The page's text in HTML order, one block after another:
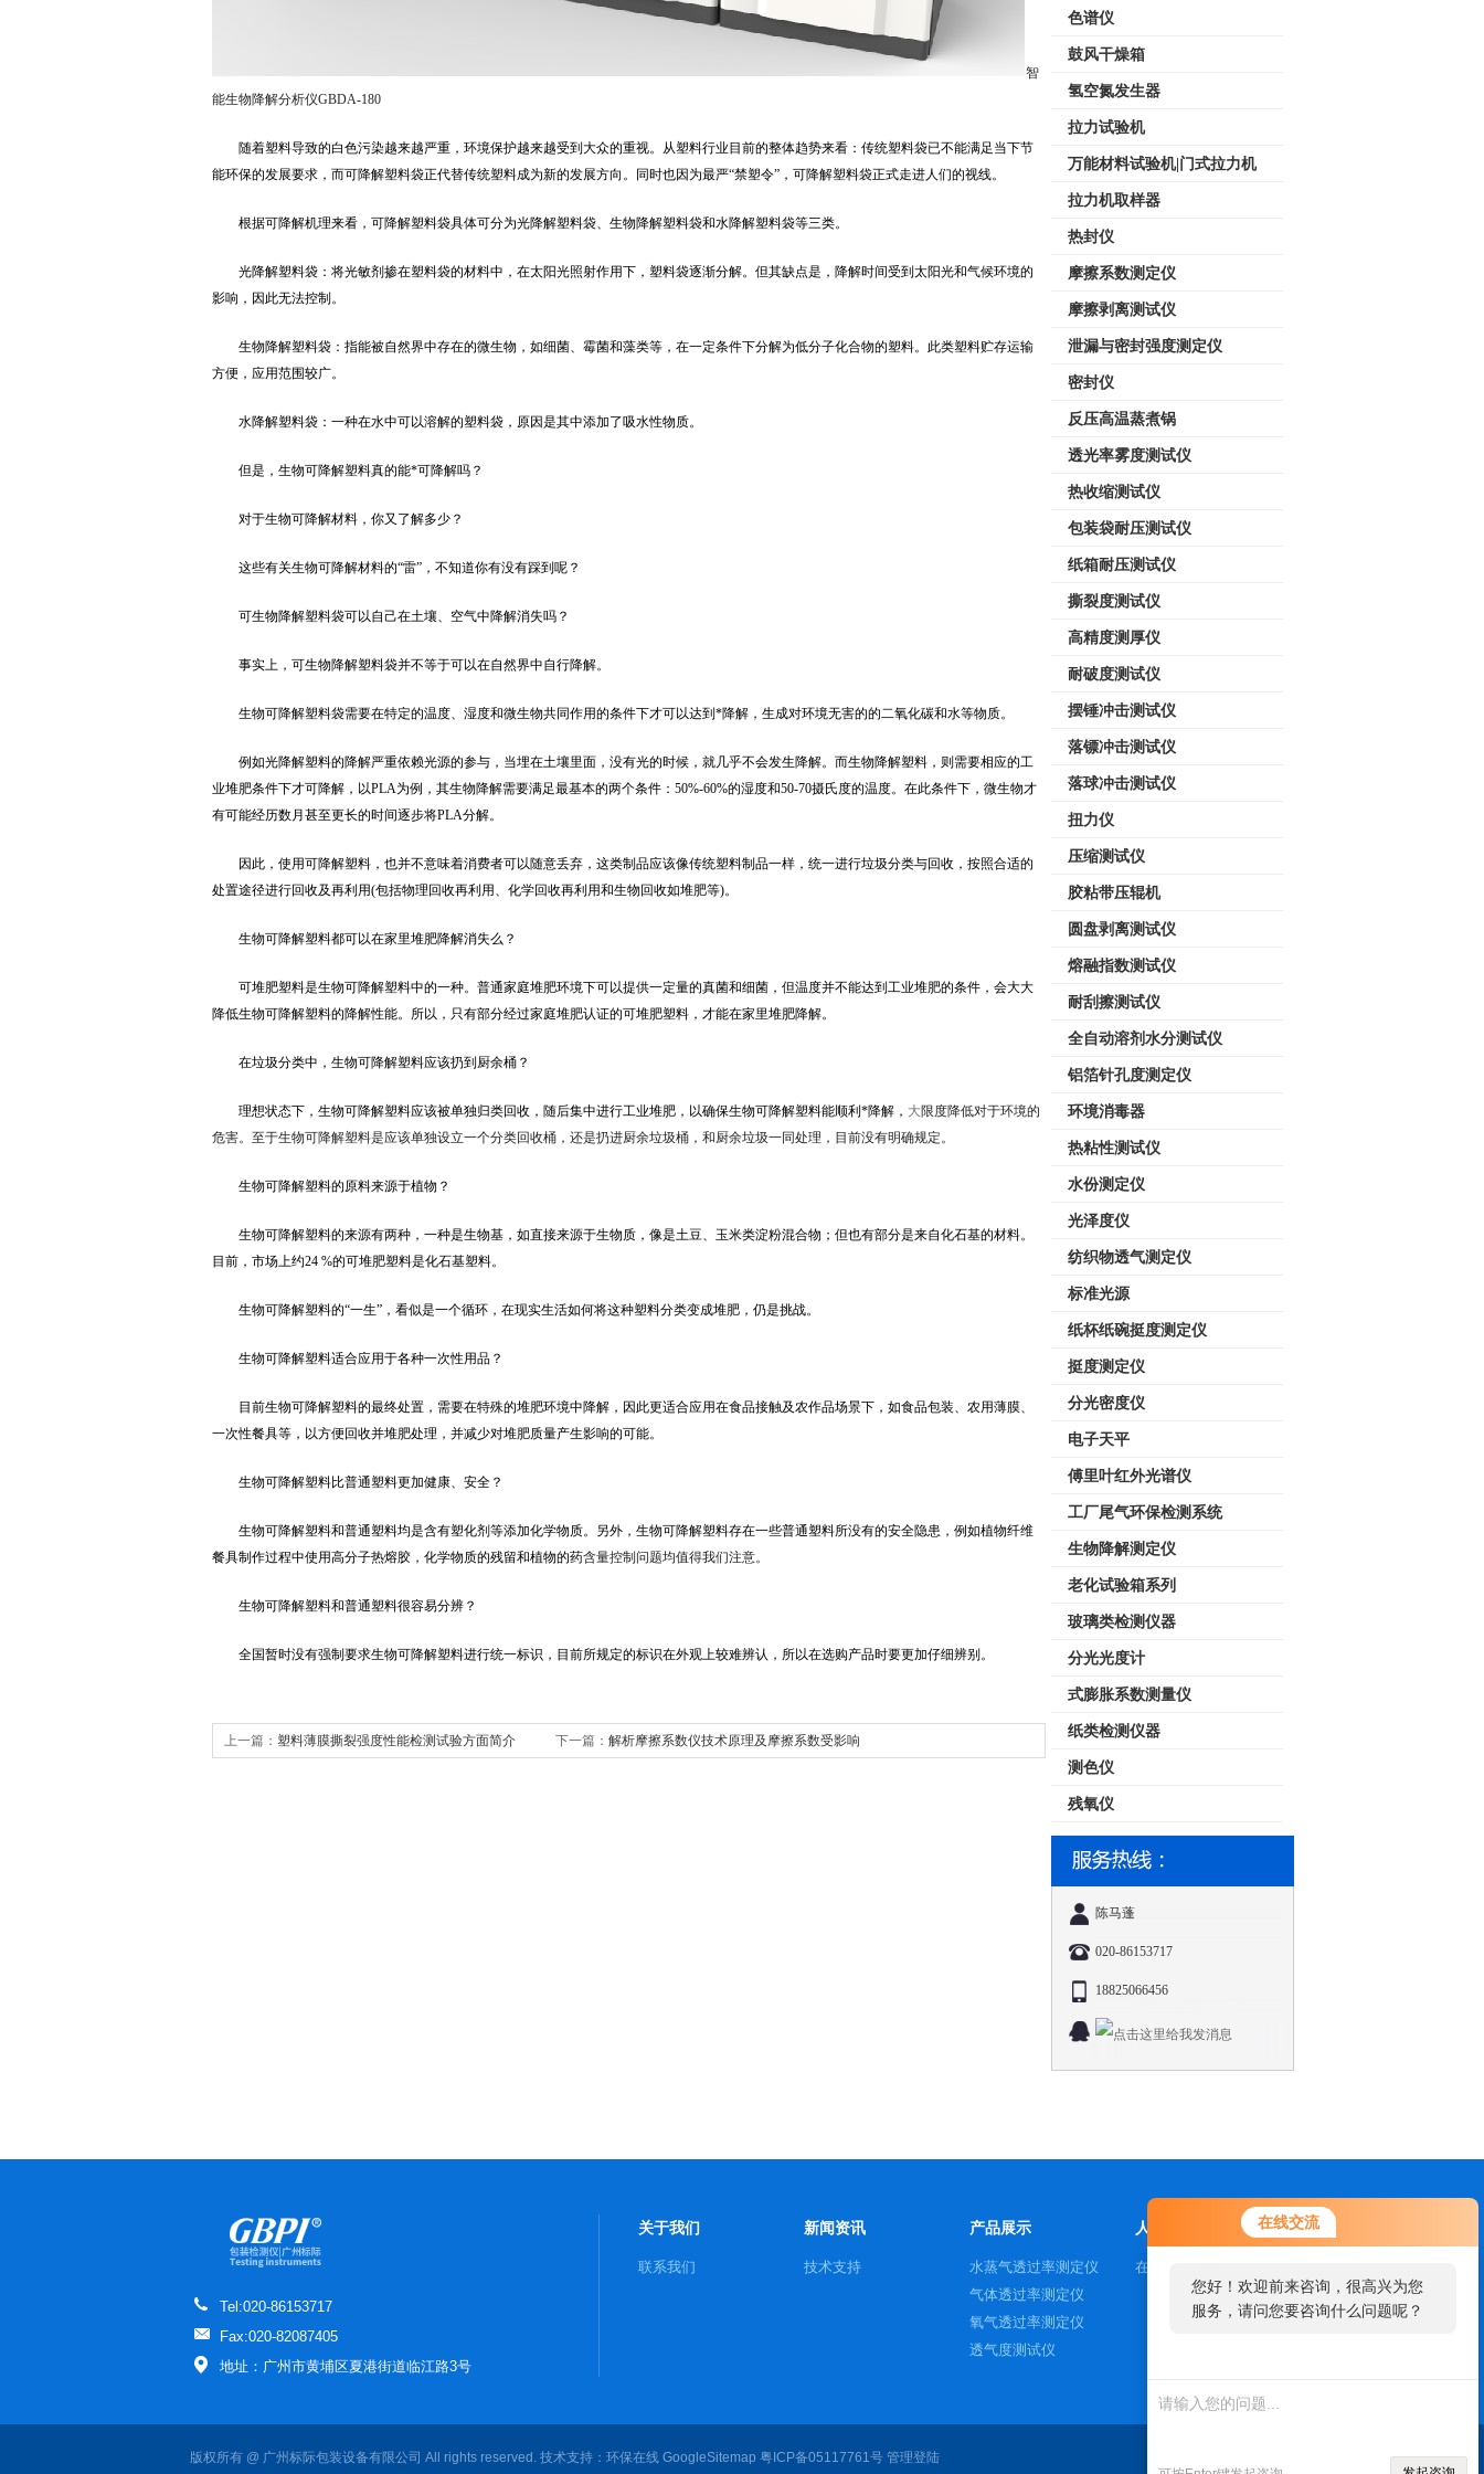
在线交流
您好！欢迎前来咨询，很高兴为您
服务，请问您要咨询什么问题呢？
智
能生物降解分析仪GBDA-180
随着塑料导致的白色污染越来越严重，环境保护越来越受到大众的重视。从塑料行业目前的整体趋势来看：传统塑料袋已不能满足当下节
能环保的发展要求，而可降解塑料袋正代替传统塑料成为新的发展方向。同时也因为最严“禁塑令”，可降解塑料袋正式走进人们的视线。
根据可降解机理来看，可降解塑料袋具体可分为光降解塑料袋、生物降解塑料袋和水降解塑料袋等三类。
光降解塑料袋：将光敏剂掺在塑料袋的材料中，在太阳光照射作用下，塑料袋逐渐分解。但其缺点是，降解时间受到太阳光和气候环境的
影响，因此无法控制。
生物降解塑料袋：指能被自然界中存在的微生物，如细菌、霉菌和藻类等，在一定条件下分解为低分子化合物的塑料。此类塑料贮存运输
方便，应用范围较广。
水降解塑料袋：一种在水中可以溶解的塑料袋，原因是其中添加了吸水性物质。
但是，生物可降解塑料真的能*可降解吗？
对于生物可降解材料，你又了解多少？
这些有关生物可降解材料的“雷”，不知道你有没有踩到呢？
可生物降解塑料袋可以自己在土壤、空气中降解消失吗？
事实上，可生物降解塑料袋并不等于可以在自然界中自行降解。
生物可降解塑料袋需要在特定的温度、湿度和微生物共同作用的条件下才可以达到*降解，生成对环境无害的的二氧化碳和水等物质。
例如光降解塑料的降解严重依赖光源的参与，当埋在土壤里面，没有光的时候，就几乎不会发生降解。而生物降解塑料，则需要相应的工
业堆肥条件下才可降解，以PLA为例，其生物降解需要满足最基本的两个条件：50%-60%的湿度和50-70摄氏度的温度。在此条件下，微生物才
有可能经历数月甚至更长的时间逐步将PLA分解。
因此，使用可降解塑料，也并不意味着消费者可以随意丢弃，这类制品应该像传统塑料制品一样，统一进行垃圾分类与回收，按照合适的
处置途径进行回收及再利用(包括物理回收再利用、化学回收再利用和生物回收如堆肥等)。
生物可降解塑料都可以在家里堆肥降解消失么？
可堆肥塑料是生物可降解塑料中的一种。普通家庭堆肥环境下可以提供一定量的真菌和细菌，但温度并不能达到工业堆肥的条件，会大大
降低生物可降解塑料的降解性能。所以，只有部分经过家庭堆肥认证的可堆肥塑料，才能在家里堆肥降解。
在垃圾分类中，生物可降解塑料应该扔到厨余桶？
理想状态下，生物可降解塑料应该被单独归类回收，随后集中进行工业堆肥，以确保生物可降解塑料能顺利*降解， 大限度降低对于环境的
危害。至于生物可降解塑料是应该单独设立一个分类回收桶，还是扔进厨余垃圾桶，和厨余垃圾一同处理，目前没有明确规定。
生物可降解塑料的原料来源于植物？
生物可降解塑料的来源有两种，一种是生物基，如直接来源于生物质，像是土豆、玉米类淀粉混合物；但也有部分是来自化石基的材料。
目前，市场上约24 %的可堆肥塑料是化石基塑料。
生物可降解塑料的“一生”，看似是一个循环，在现实生活如何将这种塑料分类变成堆肥，仍是挑战。
生物可降解塑料适合应用于各种一次性用品？
目前生物可降解塑料的最终处置，需要在特殊的堆肥环境中降解，因此更适合应用在食品接触及农作品场景下，如食品包装、农用薄膜、
一次性餐具等，以方便回收并堆肥处理，并减少对堆肥质量产生影响的可能。
生物可降解塑料比普通塑料更加健康、安全？
生物可降解塑料和普通塑料均是含有塑化剂等添加化学物质。另外，生物可降解塑料存在一些普通塑料所没有的安全隐患，例如植物纤维
餐具制作过程中使用高分子热熔胶，化学物质的残留和植物的药含量控制问题均值得我们注意。
生物可降解塑料和普通塑料很容易分辨？
全国暂时没有强制要求生物可降解塑料进行统一标识，目前所规定的标识在外观上较难辨认，所以在选购产品时要更加仔细辨别。
上一篇： 塑料薄膜撕裂强度性能检测试验方面简介 下一篇： 解析摩擦系数仪技术原理及摩擦系数受影响
色谱仪
鼓风干燥箱
氢空氮发生器
拉力试验机
万能材料试验机|门式拉力机
拉力机取样器
热封仪
摩擦系数测定仪
摩擦剥离测试仪
泄漏与密封强度测定仪
密封仪
反压高温蒸煮锅
透光率雾度测试仪
热收缩测试仪
包装袋耐压测试仪
纸箱耐压测试仪
撕裂度测试仪
高精度测厚仪
耐破度测试仪
摆锤冲击测试仪
落镖冲击测试仪
落球冲击测试仪
扭力仪
压缩测试仪
胶粘带压辊机
圆盘剥离测试仪
熔融指数测试仪
耐刮擦测试仪
全自动溶剂水分测试仪
铝箔针孔度测定仪
环境消毒器
热粘性测试仪
水份测定仪
光泽度仪
纺织物透气测定仪
标准光源
纸杯纸碗挺度测定仪
挺度测定仪
分光密度仪
电子天平
傅里叶红外光谱仪
工厂尾气环保检测系统
生物降解测定仪
老化试验箱系列
玻璃类检测仪器
分光光度计
式膨胀系数测量仪
纸类检测仪器
测色仪
残氧仪
陈马蓬
020-86153717
18825066456
Tel:020-86153717
Fax:020-82087405
地址：广州市黄埔区夏港街道临江路3号
关于我们
联系我们
新闻资讯
技术支持
产品展示
水蒸气透过率测定仪
气体透过率测定仪
氧气透过率测定仪
透气度测试仪
人才招聘
在线咨询
版权所有 @ 广州标际包装设备有限公司 All rights reserved. 技术支持： 环保在线 GoogleSitemap 粤ICP备05117761号 管理登陆